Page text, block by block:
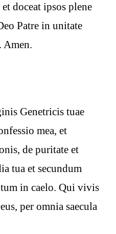
doceat ipsos plene
Patre in unitate
Amen.
Genetricis tuae
mea, et
de puritate et
tua et secundum
in caelo. Qui vivis
per omnia saecula